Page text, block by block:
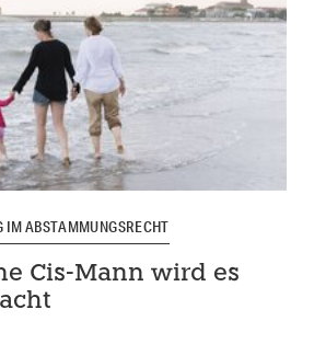
IM ABSTAMMUNGSRECHT
Cis-Mann wird es